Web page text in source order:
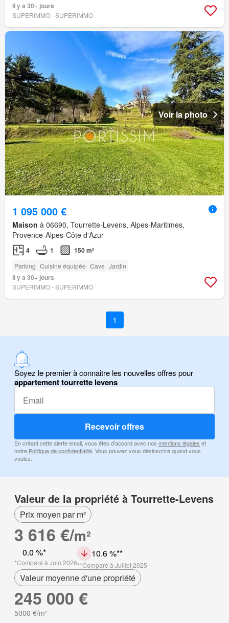
Il y a 30+ jours
SUPERIMMO - SUPERIMMO
Voir la photo
1 095 000 €
Maison à 06690, Tourrette-Levens, Alpes-Maritimes,
Provence-Alpes-Côte d'Azur
4 1 150 m²
Parking Cuisine équipée Cave Jardin
Il y a 30+ jours
SUPERIMMO - SUPERIMMO
1
Soyez le premier à connaitre les nouvelles offres pour
appartement tourrette levens
Recevoir offres
En créant cette alerte email, vous êtes d'accord avec nos mentions légales et
notre Politique de confidentialité . Vous pouvez vous désinscrire quand vous
voulez.
Valeur de la propriété à Tourrette-Levens
Prix moyen par m²
3 616 €/m²
0.0 %
Comparé à Juin 2026
10.6 %
Comparé à Juillet 2025
Valeur moyenne d'une propriété
245 000 €